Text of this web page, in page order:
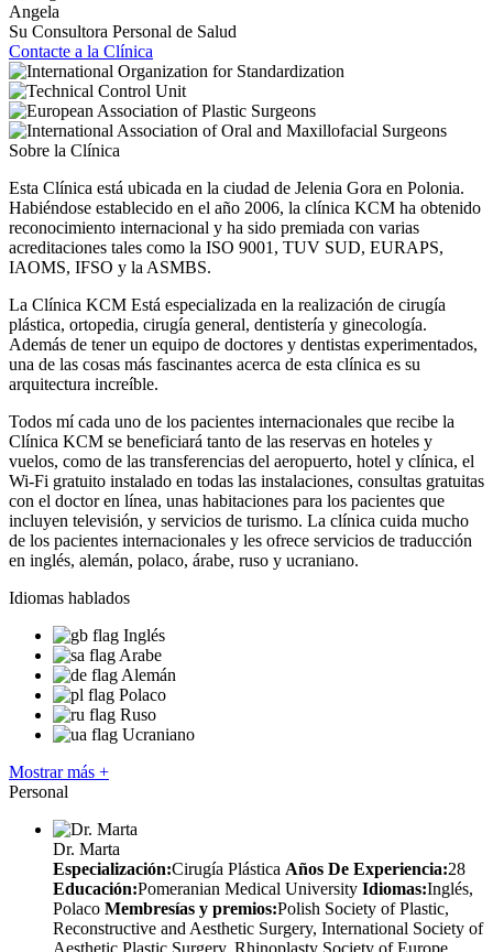
Angela
Su Consultora Personal de Salud
Contacte a la Clínica
Sobre la Clínica
Esta Clínica está ubicada en la ciudad de Jelenia Gora en Polonia.
Habiéndose establecido en el año 2006, la clínica KCM ha obtenido
reconocimiento internacional y ha sido premiada con varias
acreditaciones tales como la ISO 9001, TUV SUD, EURAPS,
IAOMS, IFSO y la ASMBS.
La Clínica KCM Está especializada en la realización de cirugía
plástica, ortopedia, cirugía general, dentistería y ginecología.
Además de tener un equipo de doctores y dentistas experimentados,
una de las cosas más fascinantes acerca de esta clínica es su
arquitectura increíble.
Todos mí cada uno de los pacientes internacionales que recibe la
Clínica KCM se beneficiará tanto de las reservas en hoteles y
vuelos, como de las transferencias del aeropuerto, hotel y clínica, el
Wi-Fi gratuito instalado en todas las instalaciones, consultas gratuitas
con el doctor en línea, unas habitaciones para los pacientes que
incluyen televisión, y servicios de turismo. La clínica cuida mucho
de los pacientes internacionales y les ofrece servicios de traducción
en inglés, alemán, polaco, árabe, ruso y ucraniano.
Idiomas hablados
Inglés
Arabe
Alemán
Polaco
Ruso
Ucraniano
Mostrar más +
Personal
Dr. Marta
Especialización:Cirugía Plástica Años De Experiencia:28
Educación:Pomeranian Medical University Idiomas:Inglés,
Polaco Membresías y premios:Polish Society of Plastic,
Reconstructive and Aesthetic Surgery, International Society of
Aesthetic Plastic Surgery, Rhinoplasty Society of Europe